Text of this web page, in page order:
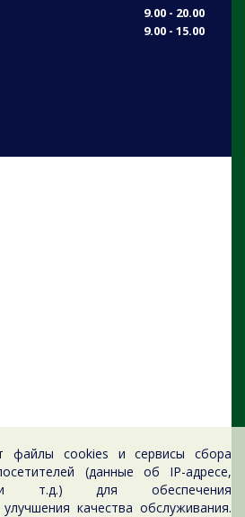
файлы cookies и сервисы сбора
(данные об IP-адресе,
и т.д.) для обеспечения
качества обслуживания.
9.00 - 20.00
9.00 - 15.00